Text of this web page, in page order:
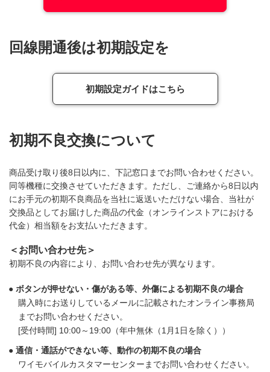
回線開通後は初期設定を
初期設定ガイドはこちら
初期不良交換について
商品受け取り後8日以内に、下記窓口までお問い合わせください。
同等機種に交換させていただきます。ただし、ご連絡から8日以内
にお手元の初期不良商品を当社に返送いただけない場合、当社が
交換品としてお届けした商品の代金（オンラインストアにおける
代金）相当額をお支払いただきます。
＜お問い合わせ先＞
初期不良の内容により、お問い合わせ先が異なります。
ボタンが押せない・傷がある等、外傷による初期不良の場合
購入時にお送りしているメールに記載されたオンライン事務局
までお問い合わせください。
[受付時間] 10:00～19:00（年中無休（1月1日を除く））
通信・通話ができない等、動作の初期不良の場合
ワイモバイルカスタマーセンターまでお問い合わせください。